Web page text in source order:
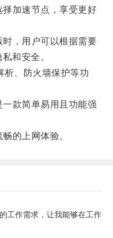
加速节点，享受更好
，用户可以根据需要
和安全。
、防火墙保护等功
款简单易用且功能强
的上网体验。
工作需求，让我能够在工作